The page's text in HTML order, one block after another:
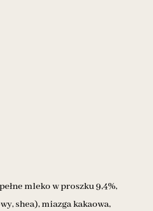
mleko w proszku 9,4%,
shea), miazga kakaowa,